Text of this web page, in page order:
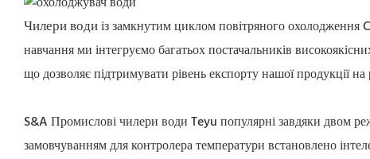
Чилери водиіз замкнутим циклом повітряного охолодження
навчання ми інтегруємо багатьох постачальників
що дозволяє підтримувати рівень експорту нашої продукції
S&A Промислові чилери води Teyu популярні завдяки двом
замовчуванням для контролера температури встановлено